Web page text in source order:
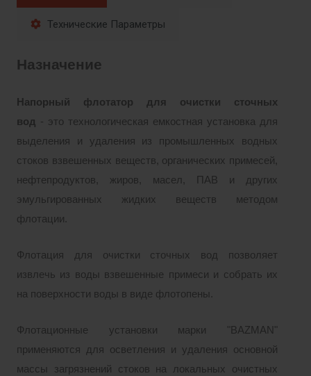
Технические Параметры
Назначение
Напорный флотатор для очистки сточных
вод - это технологическая емкостная установка для
выделения и удаления из промышленных водных
стоков взвешенных веществ, органических примесей,
нефтепродуктов, жиров, масел, ПАВ и других
эмульгированных жидких веществ методом
флотации.
Флотация для очистки сточных вод позволяет
извлечь из воды взвешенные примеси и собрать их
на поверхности воды в виде флотопены.
Флотационные установки марки "BAZMAN"
применяются для осветления и удаления основной
массы загрязнений стоков на локальных очистных